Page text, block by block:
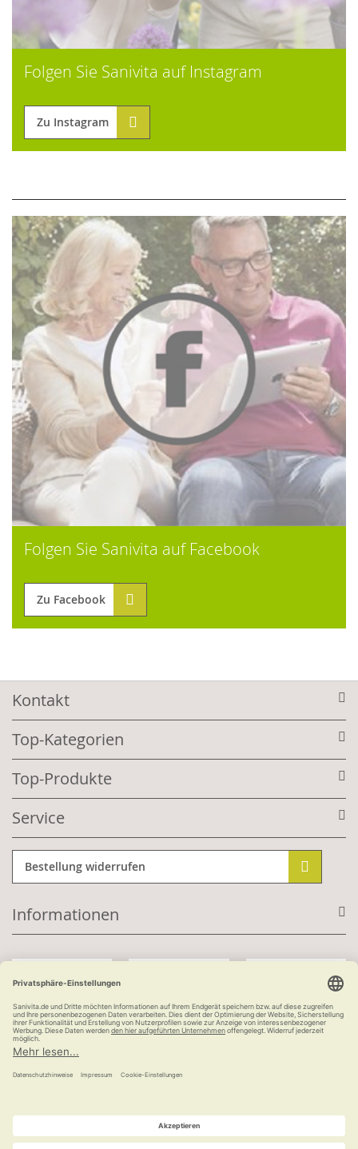
Folgen Sie Sanivita auf Instagram
Zu Instagram
Folgen Sie Sanivita auf Facebook
Zu Facebook
Kontakt
Top-Kategorien
Top-Produkte
Service
Bestellung widerrufen
Informationen
Kauf auf Rechnung
versandkostenfrei